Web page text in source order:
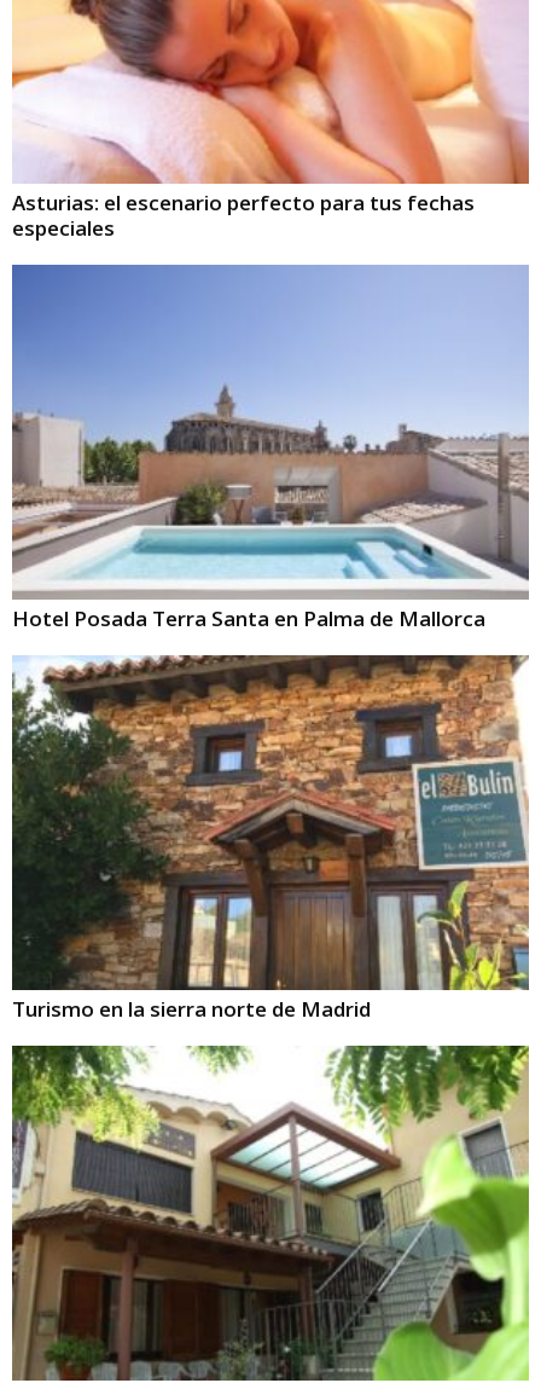
Asturias: el escenario perfecto para tus fechas
especiales
Hotel Posada Terra Santa en Palma de Mallorca
Turismo en la sierra norte de Madrid